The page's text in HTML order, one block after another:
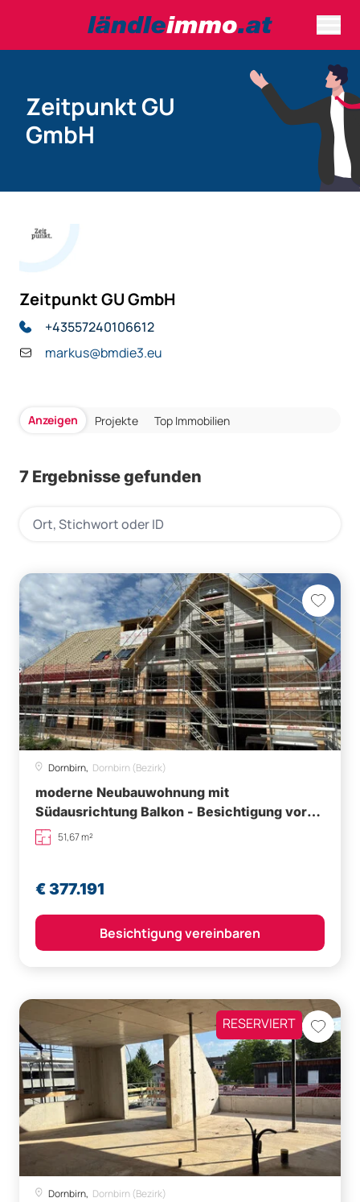
Zeitpunkt GU
GmbH
Zeitpunkt GU GmbH
+43557240106612
markus@bmdie3.eu
Anzeigen Projekte Top Immobilien
7 Ergebnisse gefunden
Dornbirn, Dornbirn (Bezirk)
moderne Neubauwohnung mit
Südausrichtung Balkon - Besichtigung vor
Ort möglich
51,67 m²
€ 377.191
Besichtigung vereinbaren
RESERVIERT
Dornbirn, Dornbirn (Bezirk)